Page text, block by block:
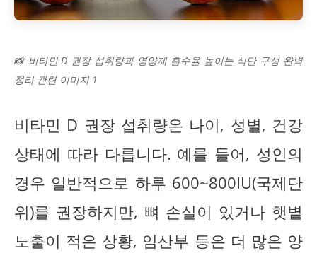
📸 비타민 D 권장 섭취량과 영양제 흡수율 높이는 식단 구성 완벽
정리 관련 이미지 1
비타민 D 권장 섭취량은 나이, 성별, 건강
상태에 따라 다릅니다. 예를 들어, 성인의
경우 일반적으로 하루 600~800IU(국제단
위)를 권장하지만, 뼈 손실이 있거나 햇볕
노출이 적은 상황, 임산부 등은 더 많은 양